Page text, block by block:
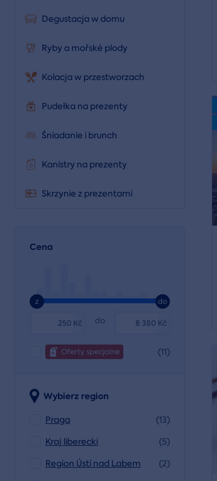
Degustacja w domu
Ryby a mořské plody
Kolacja w przestworzach
Pudełka na prezenty
Śniadanie i brunch
Kanistry na prezenty
Skrzynie z prezentami
Cena
z do
Kč Kč
do
Oferty specjalne (11)
Wybierz region
Praga
(13)
Kraj liberecki
(5)
Region Ústí nad Labem
(2)